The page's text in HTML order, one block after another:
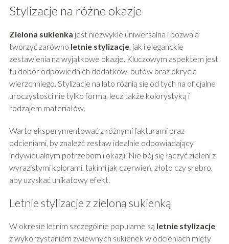
Stylizacje na różne okazje
Zielona sukienka jest niezwykle uniwersalna i pozwala
tworzyć zarówno letnie stylizacje, jak i eleganckie
zestawienia na wyjątkowe okazje. Kluczowym aspektem jest
tu dobór odpowiednich dodatków, butów oraz okrycia
wierzchniego. Stylizacje na lato różnią się od tych na oficjalne
uroczystości nie tylko formą, lecz także kolorystyką i
rodzajem materiałów.
Warto eksperymentować z różnymi fakturami oraz
odcieniami, by znaleźć zestaw idealnie odpowiadający
indywidualnym potrzebom i okazji. Nie bój się łączyć zieleni z
wyrazistymi kolorami, takimi jak czerwień, złoto czy srebro,
aby uzyskać unikatowy efekt.
Letnie stylizacje z zieloną sukienką
W okresie letnim szczególnie popularne są letnie stylizacje
z wykorzystaniem zwiewnych sukienek w odcieniach mięty